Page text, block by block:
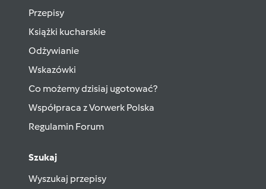
Przepisy
Książki kucharskie
Odżywianie
Wskazówki
Co możemy dzisiaj ugotować?
Współpraca z Vorwerk Polska
Regulamin Forum
Szukaj
Wyszukaj przepisy